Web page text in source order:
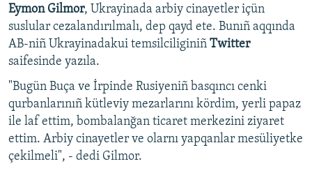
RFE/RS bütün saytları
Eymon Gilmor, Ukrayinada arbiy cinayetler içün
suslular cezalandırılmalı, dep qayd ete. Bunıñ aqqında
AB-niñ Ukrayinadakui temsilciliginiñ Twitter
saifesinde yazıla.
"Bugün Buça ve İrpinde Rusiyeniñ basqıncı cenki
qurbanlarınıñ kütleviy mezarlarını kördim, yerli papaz
ile laf ettim, bombalanğan ticaret merkezini ziyaret
ettim. Arbiy cinayetler ve olarnı yapqanlar mesüliyetke
çekilmeli", - dedi Gilmor.